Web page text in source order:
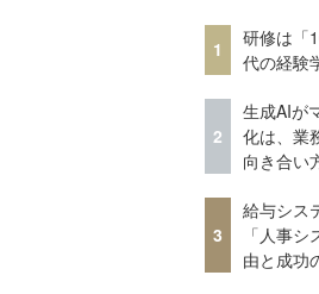
1
研修は「
代の経験
2
生成AIが
化は、業
向き合い
3
給与シス
「人事
由と成功